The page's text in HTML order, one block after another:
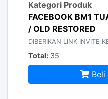
FACEBOOK BM1
/ OLD RESTORED
DIBERIKAN LINK INVITE
Total:35
Beli